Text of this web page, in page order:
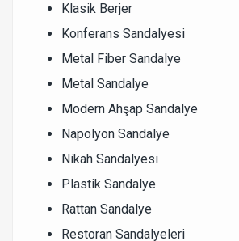
Klasik Berjer
Konferans Sandalyesi
Metal Fiber Sandalye
Metal Sandalye
Modern Ahşap Sandalye
Napolyon Sandalye
Nikah Sandalyesi
Plastik Sandalye
Rattan Sandalye
Restoran Sandalyeleri